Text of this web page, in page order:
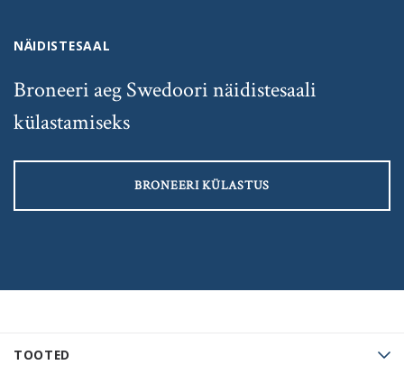
TOOTED
NÄIDISTESAAL
Broneeri aeg Swedoori näidistesaali
külastamiseks
BRONEERI KÜLASTUS